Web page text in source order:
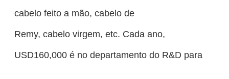
cabelo feito a mão, cabelo de
Remy, cabelo virgem, etc. Cada ano,
USD160,000 é no departamento do R&D para